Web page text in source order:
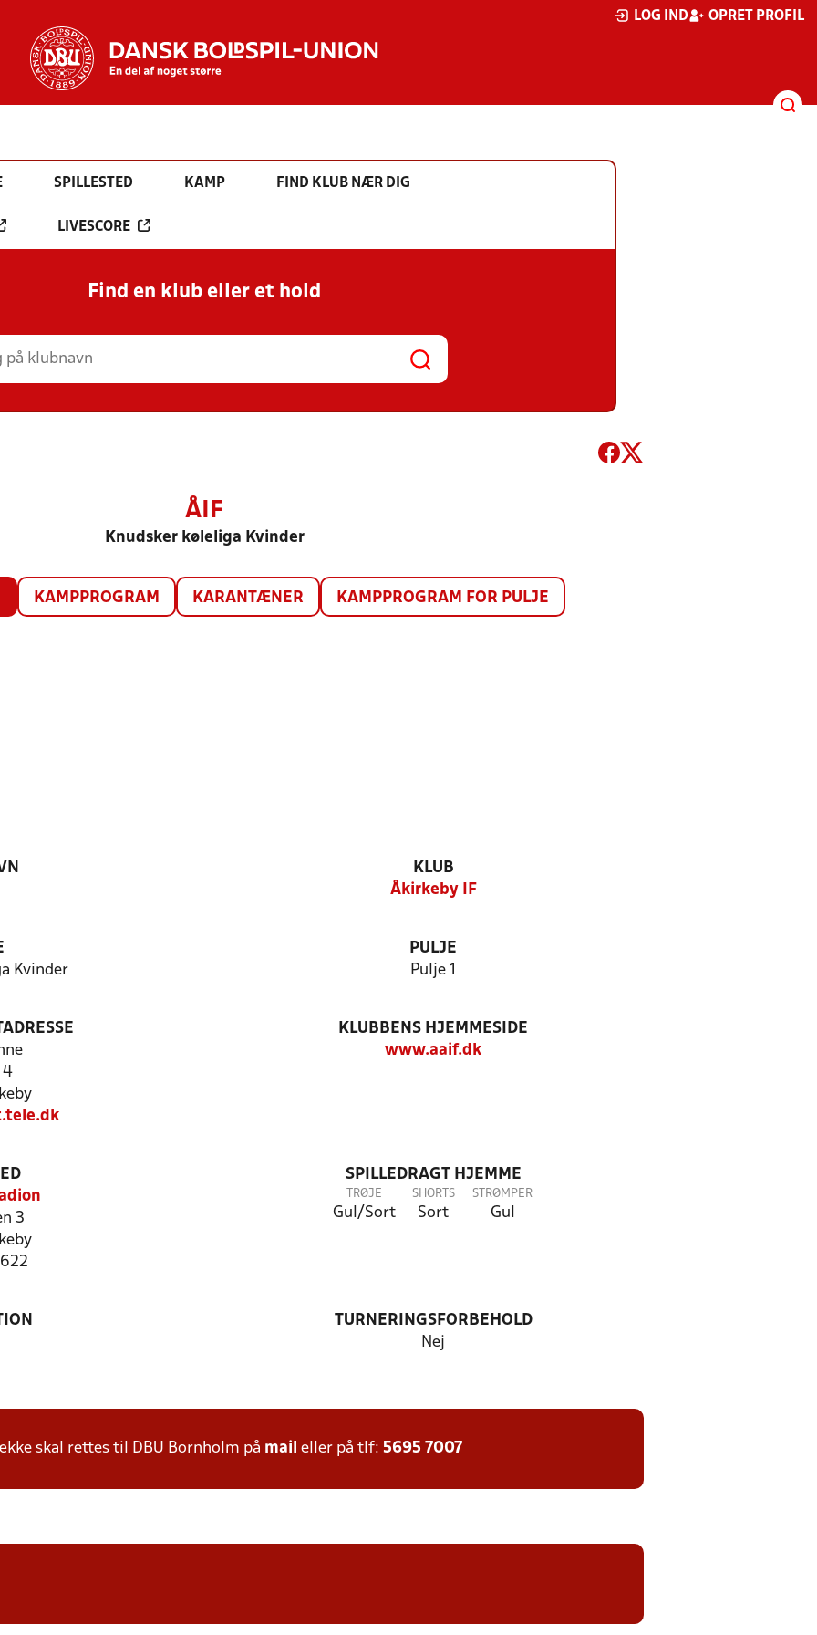
LOG IND OPRET PROFIL
SPILLESTED KAMP FIND KLUB NÆR DIG
LIVESCORE
Find en klub eller et hold
ÅIF
Knudsker køleliga Kvinder
KAMPPROGRAM KARANTÆNER KAMPPROGRAM FOR PULJE
KLUB
Åkirkeby IF
Kvinder
PULJE
Pulje 1
4
KLUBBENS HJEMMESIDE
www.aaif.dk
3
SPILLEDRAGT HJEMME
TRØJE
Gul/Sort
SHORTS
Sort
STRØMPER
Gul
TURNERINGSFORBEHOLD
Nej
skal rettes til DBU Bornholm på mail eller på tlf: 5695 7007